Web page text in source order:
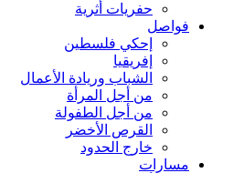
حفريات أثرية
فواصل
إحكي فلسطين
إفريقيا
الشباب وريادة الأعمال
من أجل المرأة
من أجل الطفولة
القرص الأخضر
خارج الحدود
مسارات